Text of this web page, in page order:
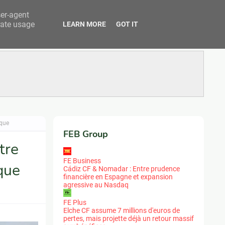
FEB Group
FE Business
Cádiz CF & Nomadar : Entre prudence
financière en Espagne et expansion
agressive au Nasdaq
FE Plus
Elche CF assume 7 millions d'euros de
pertes, mais projette déjà un retour massif
agent
usage
LEARN MORE GOT IT